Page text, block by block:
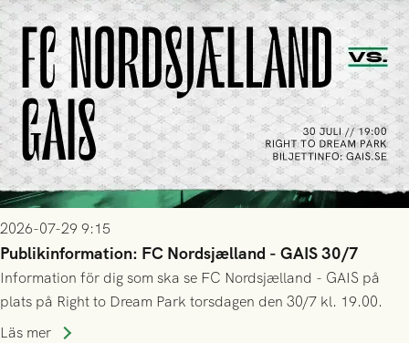
2026-07-29 9:15
Publikinformation: FC Nordsjælland - GAIS 30/7
Information för dig som ska se FC Nordsjælland - GAIS på
plats på Right to Dream Park torsdagen den 30/7 kl. 19.00.
Läs mer